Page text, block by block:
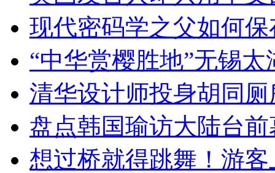
现代密码学之父如何
“中华赏樱胜地”无锡
清华设计师投身胡同
盘点韩国瑜访大陆台
想过桥就得跳舞！游客